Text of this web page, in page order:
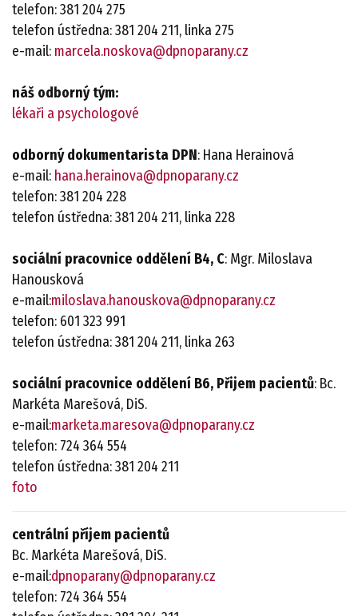
telefon: 381 204 275
telefon ústředna: 381 204 211, linka 275
e-mail: marcela.noskova@dpnoparany.cz
náš odborný tým:
lékaři a psychologové
odborný dokumentarista DPN: Hana Herainová
e-mail: hana.herainova@dpnoparany.cz
telefon: 381 204 228
telefon ústředna: 381 204 211, linka 228
sociální pracovnice oddělení B4, C: Mgr. Miloslava
Hanousková
e-mail:miloslava.hanouskova@dpnoparany.cz
telefon: 601 323 991
telefon ústředna: 381 204 211, linka 263
sociální pracovnice oddělení B6, Přijem pacientů: Bc.
Markéta Marešová, DiS.
e-mail:marketa.maresova@dpnoparany.cz
telefon: 724 364 554
telefon ústředna: 381 204 211
foto
centrální příjem pacientů
Bc. Markéta Marešová, DiS.
e-mail:dpnoparany@dpnoparany.cz
telefon: 724 364 554